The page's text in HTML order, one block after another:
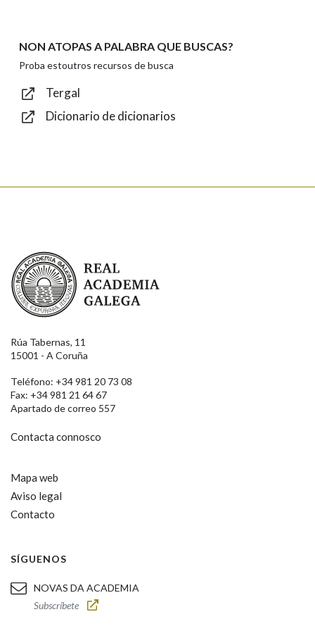
Texto de verificación
NON ATOPAS A PALABRA QUE BUSCAS?
Proba estoutros recursos de busca
Tergal
Dicionario de dicionarios
Real Academia Galega
Rúa Tabernas, 11
15001 - A Coruña
Teléfono: +34 981 20 73 08
Fax: +34 981 21 64 67
Apartado de correo 557
Contacta connosco
Mapa web
Aviso legal
Contacto
SÍGUENOS
NOVAS DA ACADEMIA
Subscríbete